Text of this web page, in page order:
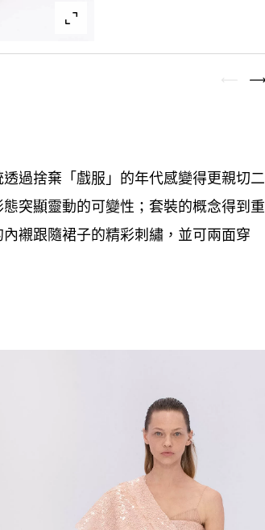
過捨棄「戲服」的年代感變得更親切二
突顯靈動的可變性 ； 套裝的概念得到重
內襯跟隨裙子的精彩刺繡 ， 並可兩面穿